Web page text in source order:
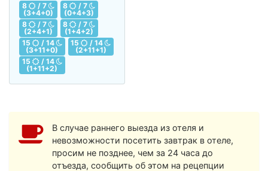
8
/ 7
(3+4+0)
8
/ 7
(0+4+3)
8
/ 7
(2+4+1)
8
/ 7
(1+4+2)
15
/ 14
(3+11+0)
15
/ 14
(2+11+1)
15
/ 14
(1+11+2)
В случае раннего выезда из отеля и
невозможности посетить завтрак в отеле,
просим не позднее, чем за 24 часа до
отъезда, сообщить об этом на рецепции